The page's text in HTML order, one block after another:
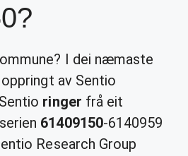
I dei næmaste
av Sentio
ringer frå eit
61409150-6140959
Research Group